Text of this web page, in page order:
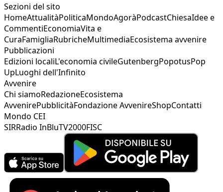
Sezioni del sito
HomeAttualitàPoliticaMondoAgoràPodcastChiesaIdee e
CommentiEconomiaVita e
CuraFamigliaRubricheMultimediaEcosistema avvenire
Pubblicazioni
Edizioni localiL'economia civileGutenbergPopotusPop
UpLuoghi dell'Infinito
Avvenire
Chi siamoRedazioneEcosistema
AvvenirePubblicitàFondazione AvvenireShopContatti
Mondo CEI
SIRRadio InBluTV2000FISC